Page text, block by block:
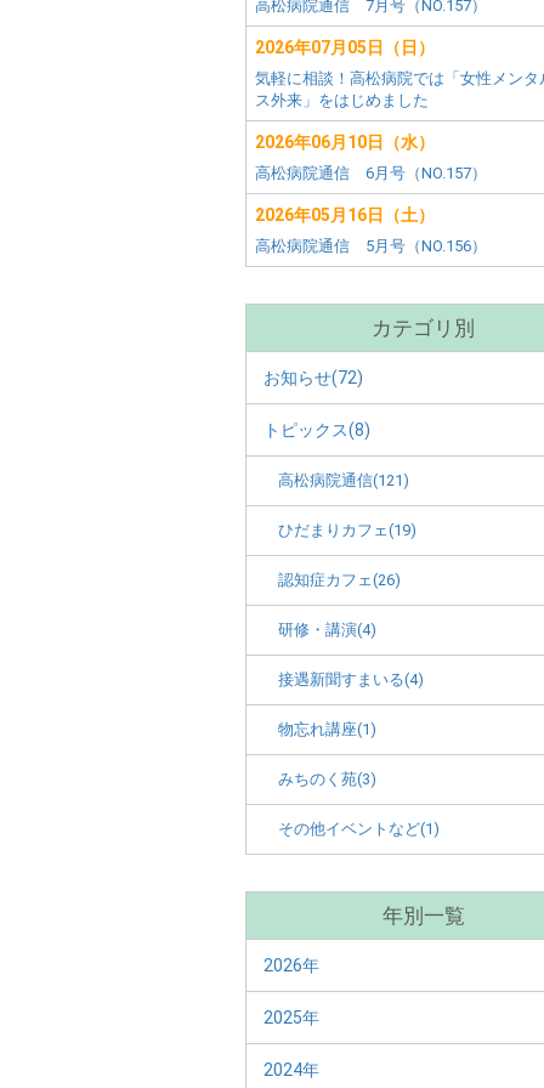
田
市)
メ
ニ
ュ
ー
ー
高松病院通信 7月号（NO.157）
2026年07月05日（日）
気軽に相談！高松病院では「女性メンタ
ス外来」をはじめました
2026年06月10日（水）
高松病院通信 6月号（NO.157）
2026年05月16日（土）
高松病院通信 5月号（NO.156）
カテゴリ別
お知らせ(72)
トピックス(8)
高松病院通信(121)
ひだまりカフェ(19)
認知症カフェ(26)
研修・講演(4)
接遇新聞すまいる(4)
物忘れ講座(1)
みちのく苑(3)
その他イベントなど(1)
年別一覧
2026年
2025年
2024年